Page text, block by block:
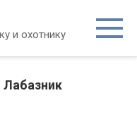
и охотнику
Лабазник